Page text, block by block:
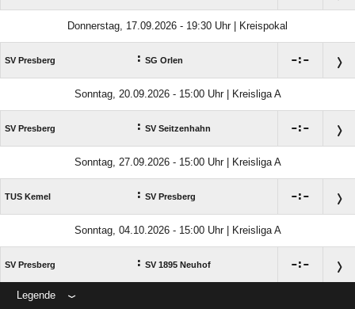
Donnerstag, 17.09.2026 - 19:30 Uhr | Kreispokal
SV Presberg : SG Orlen :
Sonntag, 20.09.2026 - 15:00 Uhr | Kreisliga A
SV Presberg : SV Seitzenhahn :
Sonntag, 27.09.2026 - 15:00 Uhr | Kreisliga A
TUS Kemel : SV Presberg :
Sonntag, 04.10.2026 - 15:00 Uhr | Kreisliga A
SV Presberg : SV 1895 Neuhof :
Legende